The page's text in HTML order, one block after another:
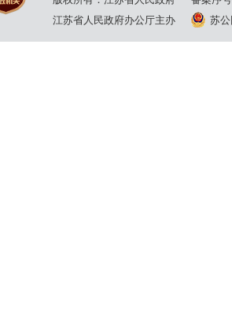
江苏省人民政府办公厅主办
苏